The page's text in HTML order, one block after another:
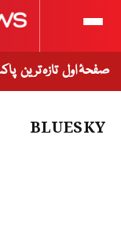
صفحۂ اول تازہ ترین
BLUESKY